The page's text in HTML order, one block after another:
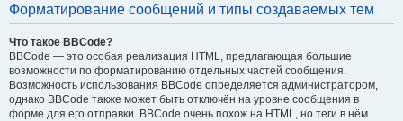
Форматирование сообщений и типы создаваемых тем
Что такое BBCode?
BBCode — это особая реализация HTML, предлагающая большие
возможности по форматированию отдельных частей сообщения.
Возможность использования BBCode определяется администратором,
однако BBCode также может быть отключён на уровне сообщения в
форме для его отправки. BBCode очень похож на HTML, но теги в нём